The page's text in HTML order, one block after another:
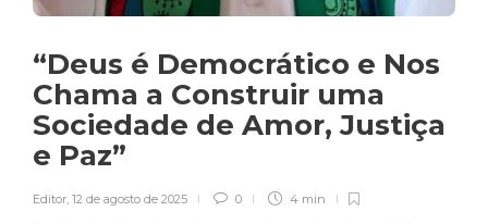
“Deus é Democrático e Nos
Chama a Construir uma
Sociedade de Amor, Justiça
e Paz”
Editor, 12 de agosto de 2025 0 4 min